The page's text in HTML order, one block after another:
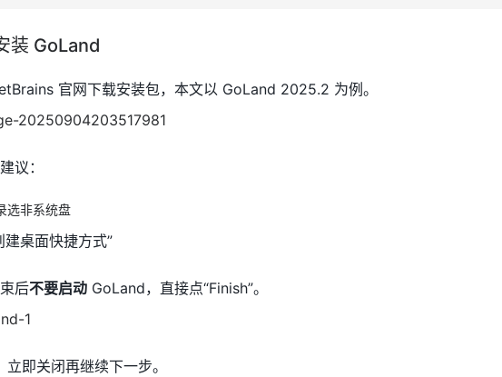
装 GoLand
官网下载安装包，本文以 GoLand 2025.2 为例。
议：
选非系统盘
建桌面快捷方式”
后不要启动 GoLand，直接点“Finish”。
即关闭再继续下一步。